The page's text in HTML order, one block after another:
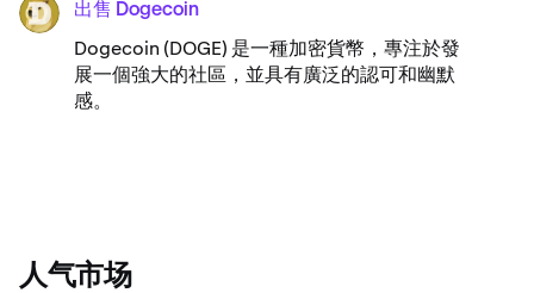
DOGE 出售 Dogecoin
Dogecoin (DOGE) 是一種加密貨幣，專注於發
展一個強大的社區，並具有廣泛的認可和幽默
感。
人气市场